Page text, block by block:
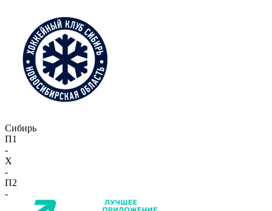
Сибирь
П1
-
X
-
П2
-